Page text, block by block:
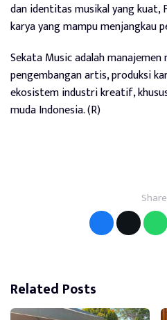
dan identitas musikal yang kuat,
karya yang mampu menjangkau
Sekata Music adalah
pengembangan artis, produksi
ekosistem industri kreatif,
muda Indonesia. (R)
Related Posts